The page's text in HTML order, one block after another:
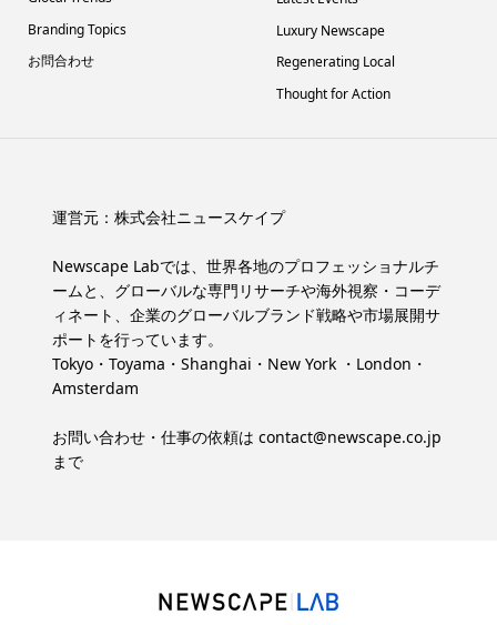
Branding Topics
お問合わせ
Luxury Newscape
Regenerating Local
Thought for Action
運営元： 株式会社ニュースケイプ
Newscape Labでは、世界各地のプロフェッショナルチ
ームと、グローバルな専門リサーチや海外視察・コーデ
ィネート、企業のグローバルブランド戦略や市場展開サ
ポートを行っています。
Tokyo・Toyama・Shanghai・New York ・London・
Amsterdam
お問い合わせ・仕事の依頼は contact@newscape.co.jp
まで